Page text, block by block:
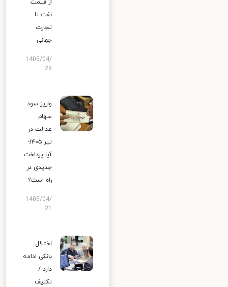
از قیمت
نفت تا
تجارت
جهانی
1405/04/
28
واریز سود
سهام
عدالت در
تیر ۱۴۰۵؛
آیا پرداخت
جدیدی در
راه است؟
1405/04/
اختلال
بانکی ادامه
دارد /
تکلیف